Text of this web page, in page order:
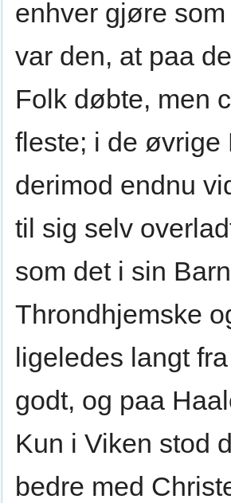
enhver gjøre
var den, at paa
Folk døbte, men
fleste; i de øvrige
derimod endnu
til sig selv
som det i sin
Throndhjemske
ligeledes langt
godt, og paa
Kun i Viken stod
bedre med